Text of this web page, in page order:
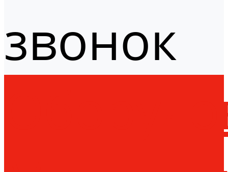
звонок